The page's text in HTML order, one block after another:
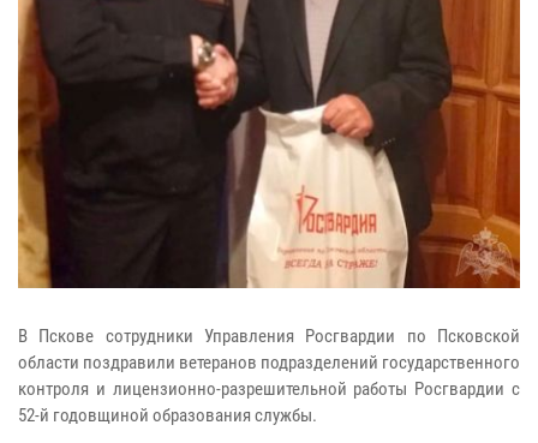
В Пскове сотрудники Управления Росгвардии по Псковской
области поздравили ветеранов подразделений государственного
контроля и лицензионно-разрешительной работы Росгвардии с
52-й годовщиной образования службы.